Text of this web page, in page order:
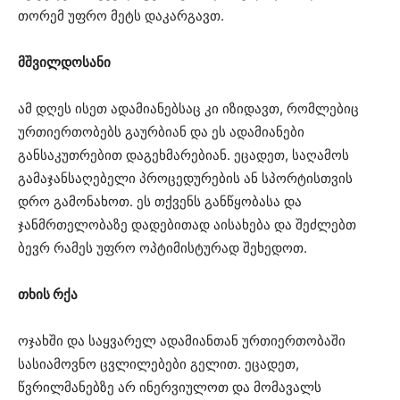
თორემ უფრო მეტს დაკარგავთ.
მშვილდოსანი
ამ დღეს ისეთ ადამიანებსაც კი იზიდავთ, რომლებიც
ურთიერთობებს გაურბიან და ეს ადამიანები
განსაკუთრებით დაგეხმარებიან. ეცადეთ, საღამოს
გამაჯანსაღებელი პროცედურების ან სპორტისთვის
დრო გამონახოთ. ეს თქვენს განწყობასა და
ჯანმრთელობაზე დადებითად აისახება და შეძლებთ
ბევრ რამეს უფრო ოპტიმისტურად შეხედოთ.
თხის რქა
ოჯახში და საყვარელ ადამიანთან ურთიერთობაში
სასიამოვნო ცვლილებები გელით. ეცადეთ,
წვრილმანებზე არ ინერვიულოთ და მომავალს